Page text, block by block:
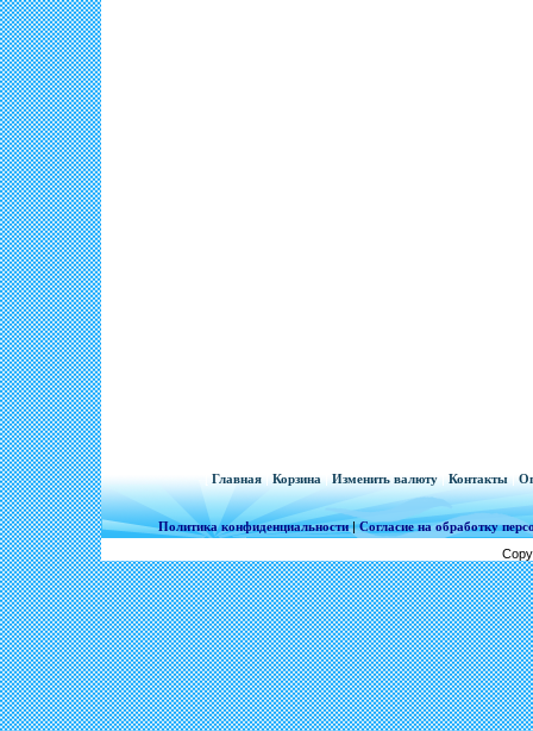
Главная Корзина Изменить валюту Контакты
Политика конфиденциальности|Согласие на обработку